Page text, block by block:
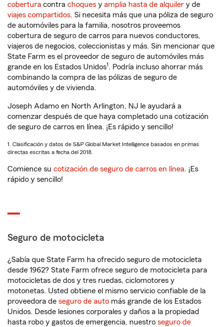
cobertura contra choques y amplia hasta de alquiler y de
viajes compartidos. Si necesita más que una póliza de seguro
de automóviles para la familia, nosotros proveemos
cobertura de seguro de carros para nuevos conductores,
viajeros de negocios, coleccionistas y más. Sin mencionar que
State Farm es el proveedor de seguro de automóviles más
grande en los Estados Unidos1. Podría incluso ahorrar más
combinando la compra de las pólizas de seguro de
automóviles y de vivienda.
Joseph Adamo en North Arlington, NJ le ayudará a
comenzar después de que haya completado una cotización
de seguro de carros en línea. ¡Es rápido y sencillo!
1. Clasificación y datos de S&P Global Market Intelligence basados en primas
directas escritas a fecha del 2018.
Comience su cotización de seguro de carros en línea. ¡Es
rápido y sencillo!
Seguro de motocicleta
¿Sabía que State Farm ha ofrecido seguro de motocicleta
desde 1962? State Farm ofrece seguro de motocicleta para
motocicletas de dos y tres ruedas, ciclomotores y
motonetas. Usted obtiene el mismo servicio confiable de la
proveedora de seguro de auto más grande de los Estados
Unidos. Desde lesiones corporales y daños a la propiedad
hasta robo y gastos de emergencia, nuestro seguro de